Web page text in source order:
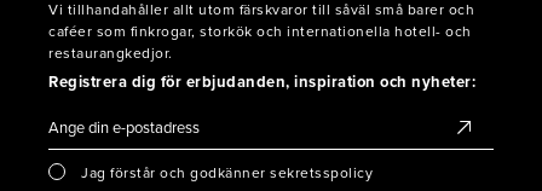
Vi tillhandahåller allt utom färskvaror till såväl små barer och
caféer som finkrogar, storkök och internationella hotell- och
restaurangkedjor.
Registrera dig för erbjudanden, inspiration och nyheter:
Jag förstår och godkänner sekretsspolicy